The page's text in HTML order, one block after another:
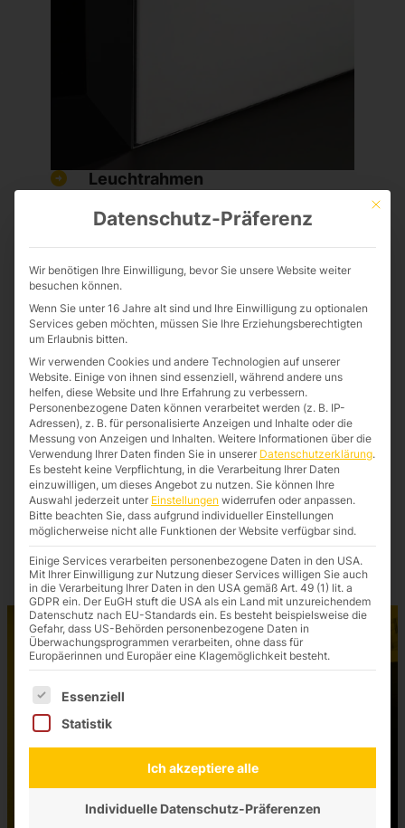
Leuchtrahmen
beleuchtet, vier Bautiefen
Akustikrahmen
Akustikrahmen für Textilfronten, mit und
ohne Beleuchtung, vier Bautiefen
Mit
Datenschutz-Präferenz
Wir benötigen Ihre Einwilligung, bevor Sie unsere Website weiter
besuchen können.
Wenn Sie unter 16 Jahre alt sind und Ihre Einwilligung zu optionalen
Services geben möchten, müssen Sie Ihre Erziehungsberechtigten
um Erlaubnis bitten.
Wir verwenden Cookies und andere Technologien auf unserer
Website. Einige von ihnen sind essenziell, während andere uns
helfen, diese Website und Ihre Erfahrung zu verbessern.
Personenbezogene Daten können verarbeitet werden (z. B. IP-
Adressen), z. B. für personalisierte Anzeigen und Inhalte oder die
Messung von Anzeigen und Inhalten. Weitere Informationen über die
Verwendung Ihrer Daten finden Sie in unserer Datenschutzerklärung.
Es besteht keine Verpflichtung, in die Verarbeitung Ihrer Daten
einzuwilligen, um dieses Angebot zu nutzen. Sie können Ihre
Auswahl jederzeit unter Einstellungen widerrufen oder anpassen.
Bitte beachten Sie, dass aufgrund individueller Einstellungen
möglicherweise nicht alle Funktionen der Website verfügbar sind.
Einige Services verarbeiten personenbezogene Daten in den USA.
Mit Ihrer Einwilligung zur Nutzung dieser Services willigen Sie auch
in die Verarbeitung Ihrer Daten in den USA gemäß Art. 49 (1) lit. a
GDPR ein. Der EuGH stuft die USA als ein Land mit unzureichendem
Datenschutz nach EU-Standards ein. Es besteht beispielsweise die
Gefahr, dass US-Behörden personenbezogene Daten in
Überwachungsprogrammen verarbeiten, ohne dass für
Europäerinnen und Europäer eine Klagemöglichkeit besteht.
Es folgt eine Liste der Service-Gruppen, für die eine
Essenziell
Statistik
Ich akzeptiere alle
Individuelle Datenschutz-Präferenzen